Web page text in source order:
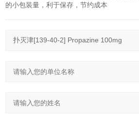
的小包装量，利于保存，节约成本